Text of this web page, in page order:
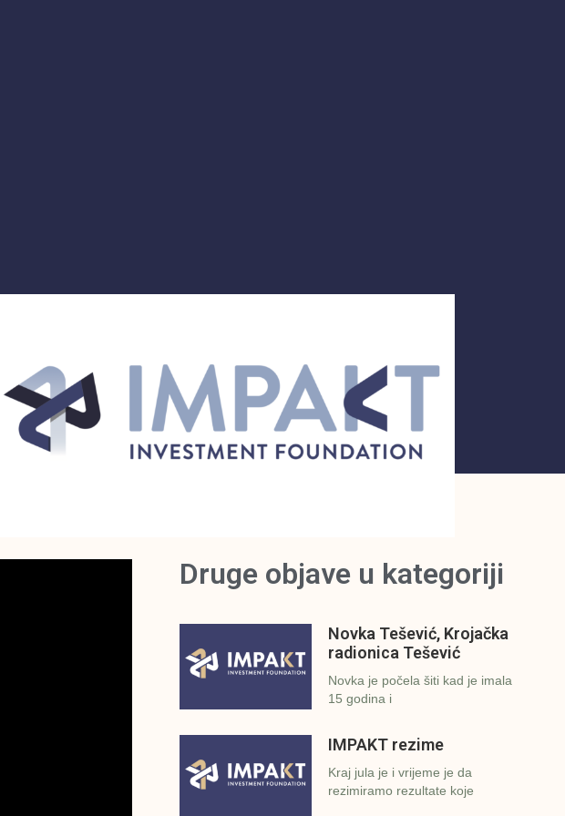
Druge objave u kategoriji
Novka Tešević, Krojačka
radionica Tešević
Novka je počela šiti kad je imala
15 godina i
IMPAKT rezime
Kraj jula je i vrijeme je da
rezimiramo rezultate koje